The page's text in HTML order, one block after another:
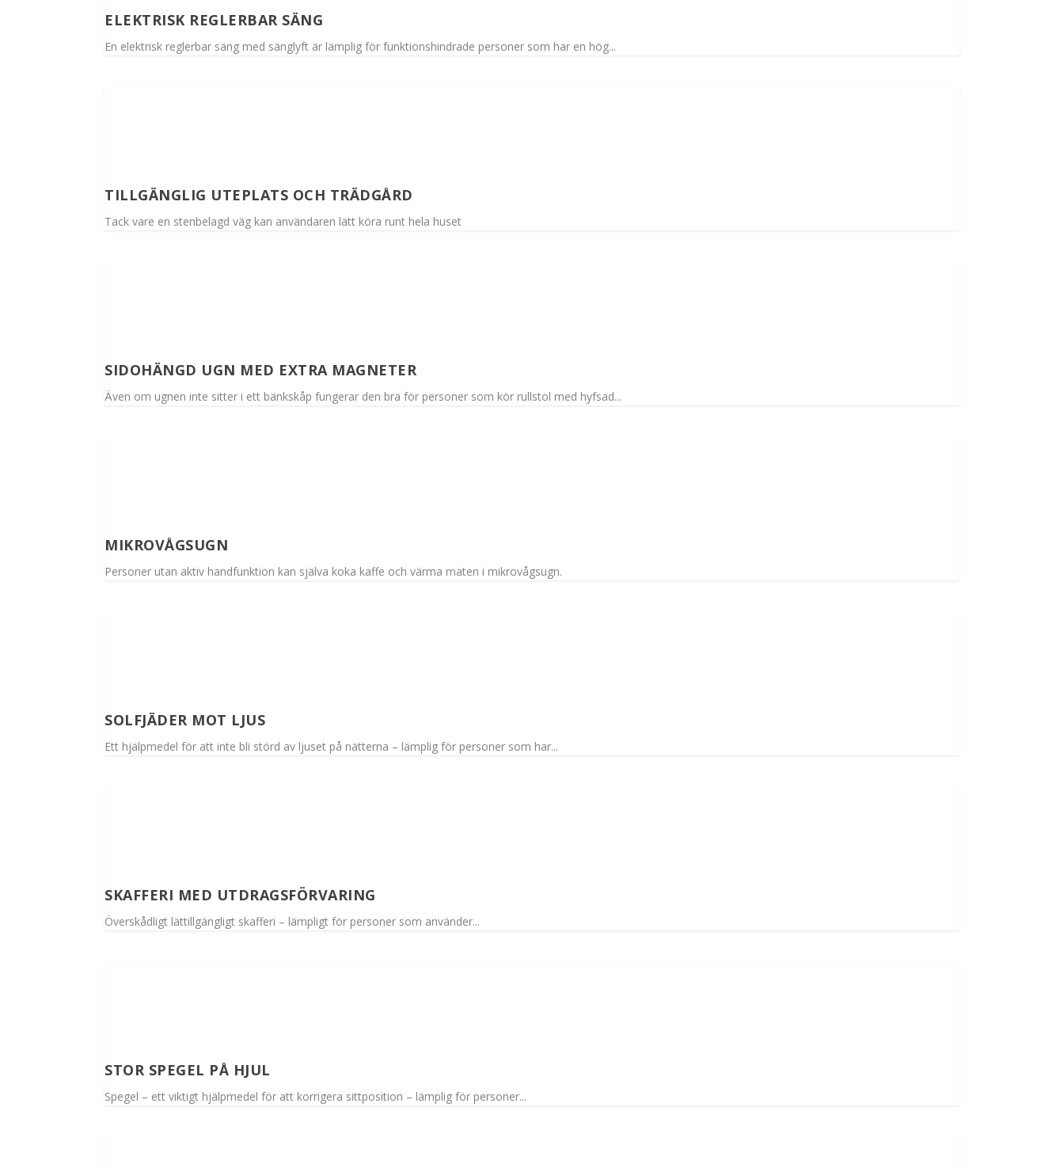
ELEKTRISK REGLERBAR SÄNG
En elektrisk reglerbar säng med sänglyft är lämplig för funktionshindrade personer som har en hög...
TILLGÄNGLIG UTEPLATS OCH TRÄDGÅRD
Tack vare en stenbelagd väg kan användaren lätt köra runt hela huset
SIDOHÄNGD UGN MED EXTRA MAGNETER
Även om ugnen inte sitter i ett bänkskåp fungerar den bra för personer som kör rullstol med hyfsad...
MIKROVÅGSUGN
Personer utan aktiv handfunktion kan själva koka kaffe och värma maten i mikrovågsugn.
SOLFJÄDER MOT LJUS
Ett hjälpmedel för att inte bli störd av ljuset på nätterna – lämplig för personer som har...
SKAFFERI MED UTDRAGSFÖRVARING
Överskådligt lättillgängligt skafferi – lämpligt för personer som använder...
STOR SPEGEL PÅ HJUL
Spegel – ett viktigt hjälpmedel för att korrigera sittposition – lämplig för personer...